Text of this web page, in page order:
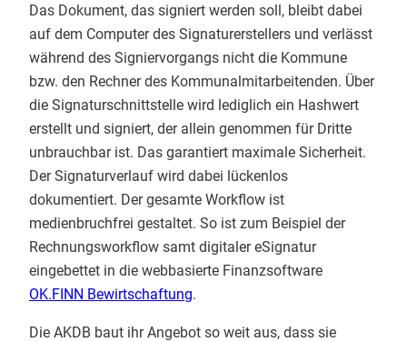
Das Dokument, das signiert werden soll, bleibt dabei
auf dem Computer des Signaturerstellers und verlässt
während des Signiervorgangs nicht die Kommune
bzw. den Rechner des Kommunalmitarbeitenden. Über
die Signaturschnittstelle wird lediglich ein Hashwert
erstellt und signiert, der allein genommen für Dritte
unbrauchbar ist. Das garantiert maximale Sicherheit.
Der Signaturverlauf wird dabei lückenlos
dokumentiert. Der gesamte Workflow ist
medienbruchfrei gestaltet. So ist zum Beispiel der
Rechnungsworkflow samt digitaler eSignatur
eingebettet in die webbasierte Finanzsoftware
OK.FINN Bewirtschaftung.
Die AKDB baut ihr Angebot so weit aus, dass sie